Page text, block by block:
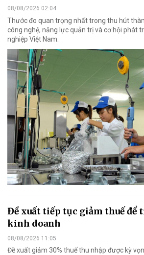
08/08/2026 02:04
Thước đo quan trọng nhất trong thu hút
công nghệ, năng lực quản trị và cơ hội phát
nghiệp Việt Nam.
Đề xuất tiếp tục giảm thuế để
kinh doanh
08/08/2026 11:05
Đề xuất giảm 30% thuế thu nhập được kỳ